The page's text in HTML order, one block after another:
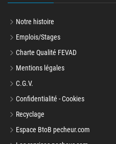
Notre histoire
Emplois/Stages
Charte Qualité FEVAD
Mentions légales
C.G.V.
Confidentialité - Cookies
Recyclage
Espace BtoB pecheur.com